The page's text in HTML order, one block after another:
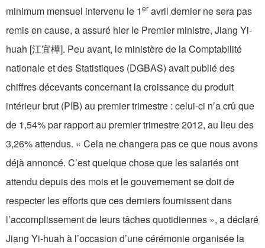
minimum mensuel intervenu le 1er avril dernier ne sera pas
remis en cause, a assuré hier le Premier ministre, Jiang Yi-
huah [江宜樺]. Peu avant, le ministère de la Comptabilité
nationale et des Statistiques (DGBAS) avait publié des
chiffres décevants concernant la croissance du produit
intérieur brut (PIB) au premier trimestre : celui-ci n’a crû que
de 1,54% par rapport au premier trimestre 2012, au lieu des
3,26% attendus. « Cela ne changera pas ce que nous avons
déjà annoncé. C’est quelque chose que les salariés ont
attendu depuis des mois et le gouvernement se doit de
respecter les efforts que ces derniers fournissent dans
l’accomplissement de leurs tâches quotidiennes », a déclaré
Jiang Yi-huah à l’occasion d’une cérémonie organisée la